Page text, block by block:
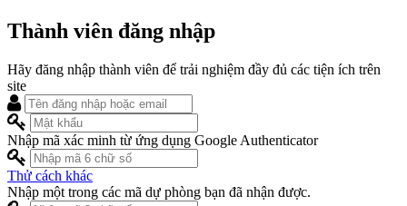
Thành viên đăng nhập
Hãy đăng nhập thành viên để trải nghiệm đầy đủ các tiện ích trên
site
Nhập mã xác minh từ ứng dụng Google Authenticator
Thử cách khác
Nhập một trong các mã dự phòng bạn đã nhận được.